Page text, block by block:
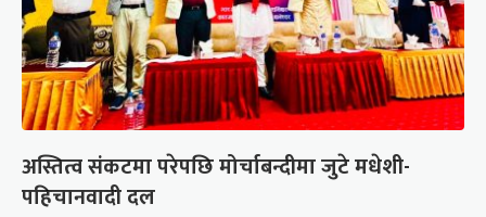
अस्तित्व संकटमा परेपछि मोर्चाबन्दीमा जुटे मधेशी-
पहिचानवादी दल